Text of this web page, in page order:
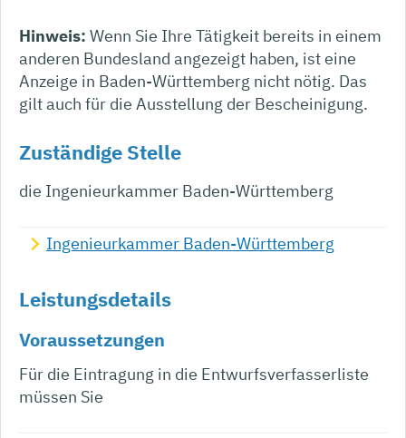
Hinweis: Wenn Sie Ihre Tätigkeit bereits in einem
anderen Bundesland angezeigt haben, ist eine
Anzeige in Baden-Württemberg nicht nötig. Das
gilt auch für die Ausstellung der Bescheinigung.
Zuständige Stelle
die Ingenieurkammer Baden-Württemberg
Ingenieurkammer Baden-Württemberg
Leistungsdetails
Voraussetzungen
Für die Eintragung in die Entwurfsverfasserliste
müssen Sie